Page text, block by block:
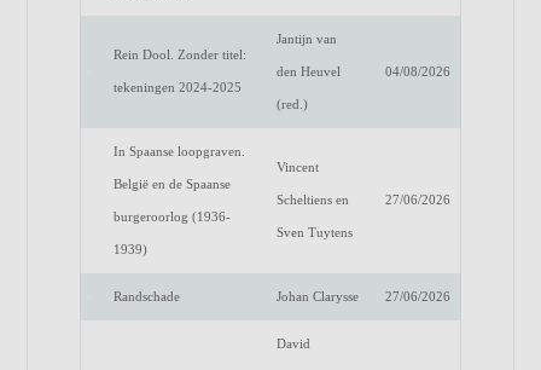
Rein Dool. Zonder titel:
tekeningen 2024-2025
Jantijn van
den Heuvel
(red.)
04/08/2026
In Spaanse loopgraven.
België en de Spaanse
burgeroorlog (1936-
1939)
Vincent
Scheltiens en
Sven Tuytens
27/06/2026
Randschade Johan Clarysse 27/06/2026
David